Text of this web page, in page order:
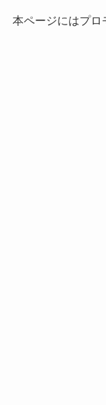
本ページにはプロ